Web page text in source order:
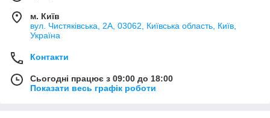
м. Київ
вул. Чистяківська, 2А, 03062, Київська область, Київ,
Україна
Контакти
Сьогодні працює з 09:00 до 18:00
Показати весь графік роботи